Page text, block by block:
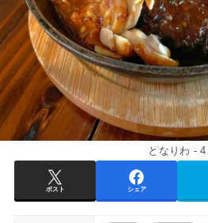
となりわ - 4
ポスト シェア